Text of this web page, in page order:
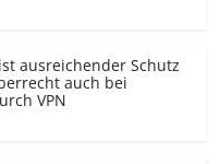
ausreichender Schutz
auch bei
VPN